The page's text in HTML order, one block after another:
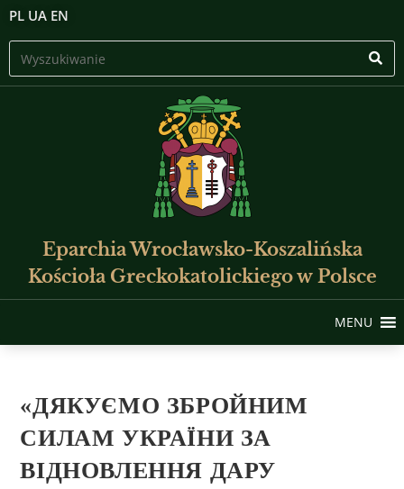
PL UA EN
Eparchia Wrocławsko-Koszalińska
Kościoła Greckokatolickiego w Polsce
MENU
«ДЯКУЄМО ЗБРОЙНИМ
СИЛАМ УКРАЇНИ ЗА
ВІДНОВЛЕННЯ ДАРУ